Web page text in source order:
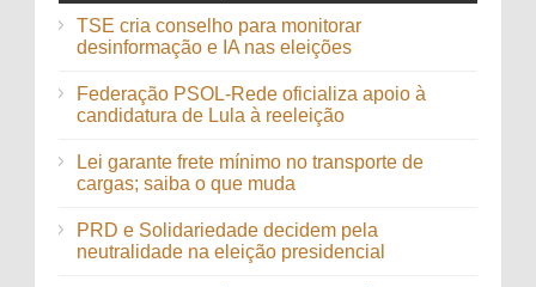
TSE cria conselho para monitorar
desinformação e IA nas eleições
Federação PSOL-Rede oficializa apoio à
candidatura de Lula à reeleição
Lei garante frete mínimo no transporte de
cargas; saiba o que muda
PRD e Solidariedade decidem pela
neutralidade na eleição presidencial